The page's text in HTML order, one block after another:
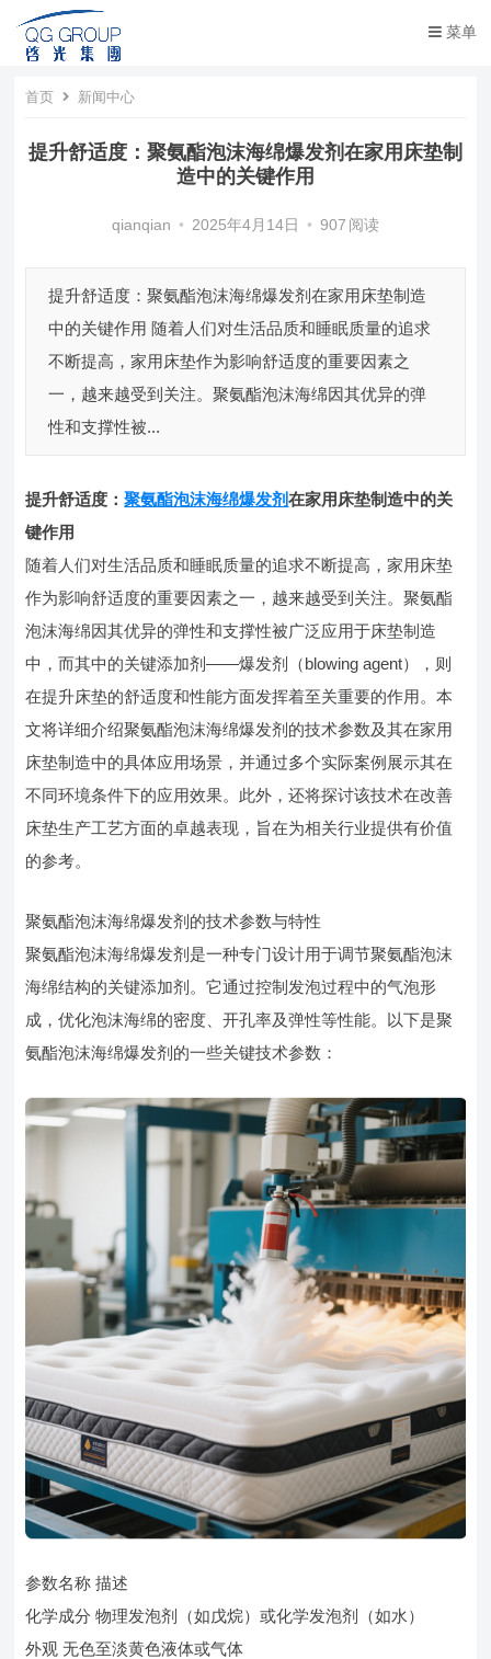
菜单
首页 新闻中心
提升舒适度：聚氨酯泡沫海绵爆发剂在家用床垫制
造中的关键作用
qianqian • 2025年4月14日 • 907 阅读
提升舒适度：聚氨酯泡沫海绵爆发剂在家用床垫制造
中的关键作用 随着人们对生活品质和睡眠质量的追求
不断提高，家用床垫作为影响舒适度的重要因素之
一，越来越受到关注。聚氨酯泡沫海绵因其优异的弹
性和支撑性被...
提升舒适度：聚氨酯泡沫海绵爆发剂在家用床垫制造中的关
键作用
随着人们对生活品质和睡眠质量的追求不断提高，家用床垫
作为影响舒适度的重要因素之一，越来越受到关注。聚氨酯
泡沫海绵因其优异的弹性和支撑性被广泛应用于床垫制造
中，而其中的关键添加剂——爆发剂（blowing agent），则
在提升床垫的舒适度和性能方面发挥着至关重要的作用。本
文将详细介绍聚氨酯泡沫海绵爆发剂的技术参数及其在家用
床垫制造中的具体应用场景，并通过多个实际案例展示其在
不同环境条件下的应用效果。此外，还将探讨该技术在改善
床垫生产工艺方面的卓越表现，旨在为相关行业提供有价值
的参考。
聚氨酯泡沫海绵爆发剂的技术参数与特性
聚氨酯泡沫海绵爆发剂是一种专门设计用于调节聚氨酯泡沫
海绵结构的关键添加剂。它通过控制发泡过程中的气泡形
成，优化泡沫海绵的密度、开孔率及弹性等性能。以下是聚
氨酯泡沫海绵爆发剂的一些关键技术参数：
参数名称 描述
化学成分 物理发泡剂（如戊烷）或化学发泡剂（如水）
外观 无色至淡黄色液体或气体